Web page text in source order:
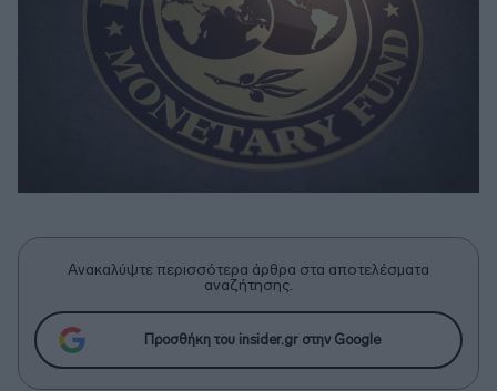
Ανακαλύψτε περισσότερα άρθρα στα αποτελέσματα
αναζήτησης.
Προσθήκη του insider.gr στην Google